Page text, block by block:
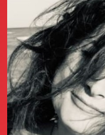
Le
La fondatrice
Annunci
Agenzia
Love Notebook
Il libro Donna di